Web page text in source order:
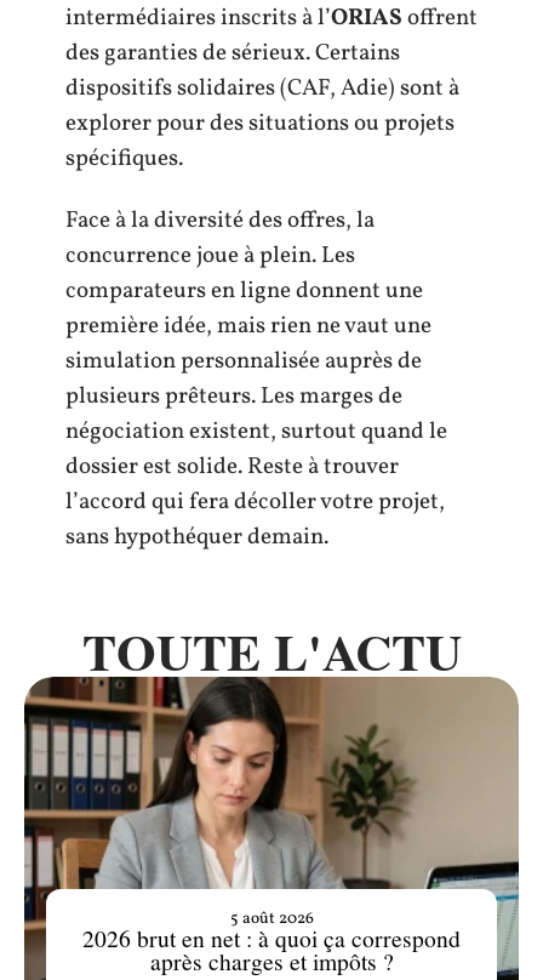
intermédiaires inscrits à l’ORIASoffrent
des garanties de sérieux. Certains
dispositifs solidaires (CAF, Adie) sont à
explorer pour des situations ou projets
spécifiques.
Face à la diversité des offres, la
concurrence joue à plein. Les
comparateurs en ligne donnent une
première idée, mais rien ne vaut une
simulation personnalisée auprès de
plusieurs prêteurs. Les marges de
négociation existent, surtout quand le
dossier est solide. Reste à trouver
l’accord qui fera décoller votre projet,
sans hypothéquer demain.
TOUTE L'ACTU
2026 brut en net : à quoi ça correspond
après charges et impôts ?
5 août 2026